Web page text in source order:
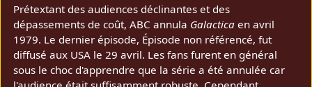
Prétextant des audiences déclinantes et des
dépassements de coût, ABC annula Galactica en avril
1979. Le dernier épisode, Épisode non référencé, fut
diffusé aux USA le 29 avril. Les fans furent en général
sous le choc d'apprendre que la série a été annulée car